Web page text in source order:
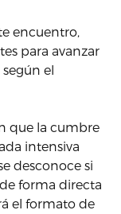
encuentro,
para avanzar
el
que la cumbre
intensiva
desconoce si
forma directa
el formato de